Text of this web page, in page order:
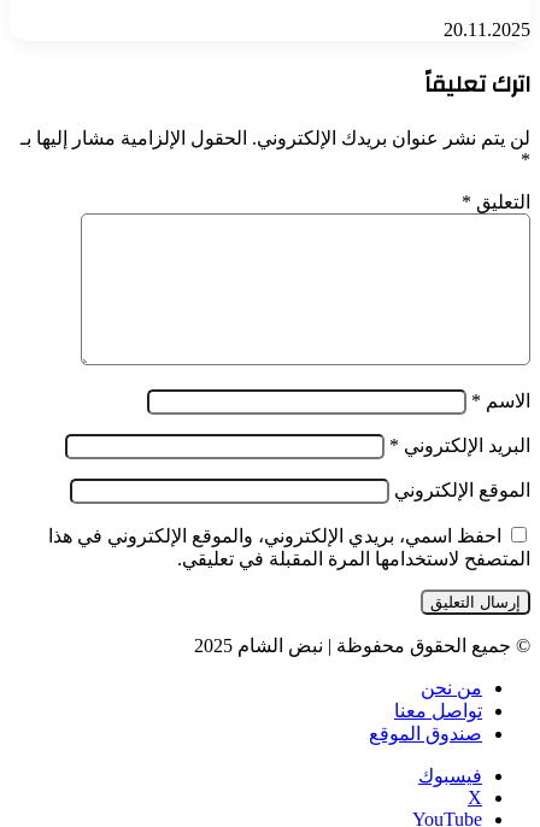
20.11.2025
اترك تعليقاً
لن يتم نشر عنوان بريدك الإلكتروني. الحقول الإلزامية مشار إليها بـ
*
التعليق *
الاسم *
البريد الإلكتروني *
الموقع الإلكتروني
احفظ اسمي، بريدي الإلكتروني، والموقع الإلكتروني في هذا
المتصفح لاستخدامها المرة المقبلة في تعليقي.
© جميع الحقوق محفوظة | نبض الشام 2025
من نحن
تواصل معنا
صندوق الموقع
فيسبوك
‫X
‫YouTube